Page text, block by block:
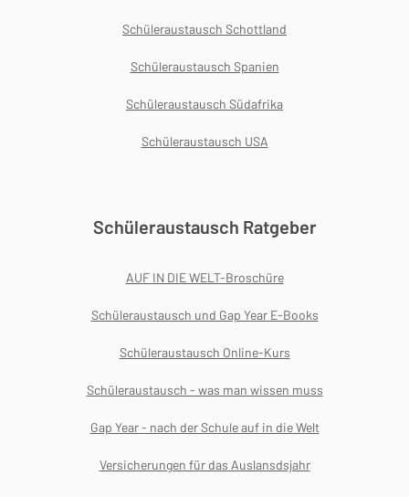
Schüleraustausch Schottland
Schüleraustausch Spanien
Schüleraustausch Südafrika
Schüleraustausch USA
Schüleraustausch Ratgeber
AUF IN DIE WELT-Broschüre
Schüleraustausch und Gap Year E-Books
Schüleraustausch Online-Kurs
Schüleraustausch - was man wissen muss
Gap Year - nach der Schule auf in die Welt
Versicherungen für das Auslansdsjahr